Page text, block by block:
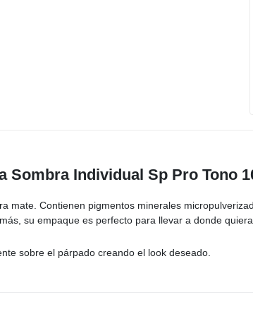
Sombra Individual Sp Pro Tono
mate. Contienen pigmentos minerales
su empaque es perfecto para llevar a donde
sobre el párpado creando el look deseado.